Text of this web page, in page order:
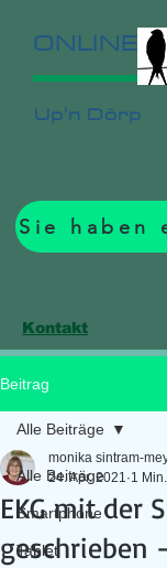
ONLINE
Up'n Dörp
Kontakt
Beitrag
Alle Beiträge
Smartphone
Tablet
Alle Beiträge
EKG mit der
geschrieben
monika sintram-
24. Apr. 2021 1